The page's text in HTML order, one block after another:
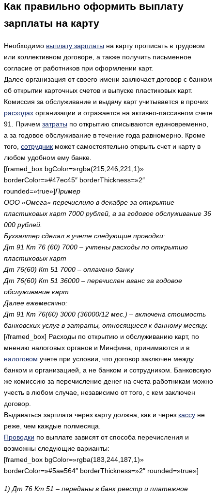
Как правильно оформить выплату
зарплаты на карту
Необходимо выплату зарплаты на карту прописать в трудовом
или коллективном договоре, а также получить письменное
согласие от работников при оформлении карт.
Далее организация от своего имени заключает договор с банком
об открытии карточных счетов и выпуске пластиковых карт.
Комиссия за обслуживание и выдачу карт учитывается в прочих
расходах организации и отражается на активно-пассивном счете
91. Причем затраты по открытию списываются единовременно,
а за годовое обслуживание в течение года равномерно. Кроме
того, сотрудник может самостоятельно открыть счет и карту в
любом удобном ему банке.
[framed_box bgColor=»rgba(215,246,221,1)»
borderColor=»#47ec45″ borderThickness=»2″
rounded=»true»]Пример
ООО «Омега» перечислило в декабре за открытие
пластиковых карт 7000 рублей, а за годовое обслуживание 36
000 рублей.
Бухгалтер сделал в учете следующие проводки:
Дт 91 Кт 76 (60) 7000 – учтены расходы по открытию
пластиковых карт
Дт 76(60) Кт 51 7000 – оплачено банку
Дт 76(60) Кт 51 36000 – перечислен аванс за годовое
обслуживание карт
Далее ежемесячно:
Дт 91 Кт 76(60) 3000 (36000/12 мес.) – включена стоимость
банковских услуг в затраты, относящиеся к данному месяцу.
[/framed_box] Расходы по открытию и обслуживанию карт, по
мнению налоговых органов и Минфина, принимаются и в
налоговом учете при условии, что договор заключен между
банком и организацией, а не банком и сотрудником. Банковскую
же комиссию за перечисление денег на счета работникам можно
учесть в любом случае, независимо от того, с кем заключен
договор.
Выдаваться зарплата через карту должна, как и через кассу не
реже, чем каждые полмесяца.
Проводки по выплате зависят от способа перечисления и
возможны следующие варианты:
[framed_box bgColor=»rgba(183,244,187,1)»
borderColor=»#5ae564″ borderThickness=»2″ rounded=»true»]
1) Дт 76 Кт 51 – переданы в банк реестр и платежное